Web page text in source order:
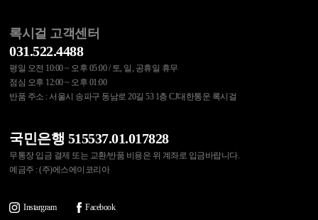
록시걸 고객센터
031.522.4488
평일 오전 10:00 ~ 오후 05:00 / 토, 일, 공휴일 휴무
점심 오후 12:00 ~ 오후 01:00
반품 주소 : 서울시 송파구 동남로 20길 53 1층 CJ대한통운 록시걸
국민은행 515537.01.017828
무통장 입금 결제 또는 교환/반품 비용은 위 계좌로 입금바랍니다.
예금주 : (주)에스에이코리아
Instargram Facebook